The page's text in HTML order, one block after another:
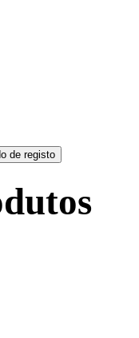
de registo